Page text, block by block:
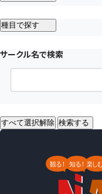
種目で探す
サークル名で検索
すべて選択解除 検索する